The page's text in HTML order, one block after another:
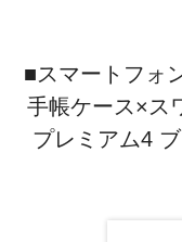
■スマートフォ
手帳ケース×ス
プレミアム4